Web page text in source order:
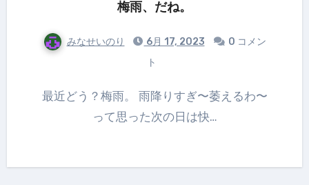
梅雨、だね。
みなせいのり 6月 17, 2023
0 コメン
ト
最近どう？梅雨。 雨降りすぎ〜萎えるわ〜
って思った次の日は快…